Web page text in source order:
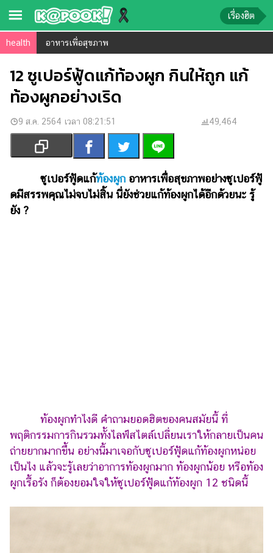
ข่าว-
ความ
รู้
ข่าว
บันเทิง
ตรวจ
หวย
ผล
Music
Station
ละคร
เกาหลี
เรื่องฮิต
health อาหารเพื่อสุขภาพ
12 ซูเปอร์ฟู้ดแก้ท้องผูก กินให้ถูก แก้
ท้องผูกอย่างเริด
9 ส.ค. 2564 เวลา 08:21:51 49,464
ซูเปอร์ฟู้ดแก้ท้องผูก อาหารเพื่อสุขภาพอย่างซูเปอร์ฟู้
ดมีสรรพคุณไม่จบไม่สิ้น นี่ยังช่วยแก้ท้องผูกได้อีกด้วยนะ รู้
ยัง ?
ท้องผูกทำไงดี คำถามยอดฮิตของคนสมัยนี้ ที่
พฤติกรรมการกินรวมทั้งไลฟ์สไตล์เปลี่ยนเราให้กลายเป็นคน
ถ่ายยากมากขึ้น อย่างนี้มาเจอกับซูเปอร์ฟู้ดแก้ท้องผูกหน่อย
เป็นไง แล้วจะรู้เลยว่าอาการท้องผูกมาก ท้องผูกน้อย หรือท้อง
ผูกเรื้อรัง ก็ต้องยอมใจให้ซูเปอร์ฟู้ดแก้ท้องผูก 12 ชนิดนี้